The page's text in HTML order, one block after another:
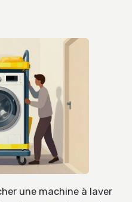
une machine à laver